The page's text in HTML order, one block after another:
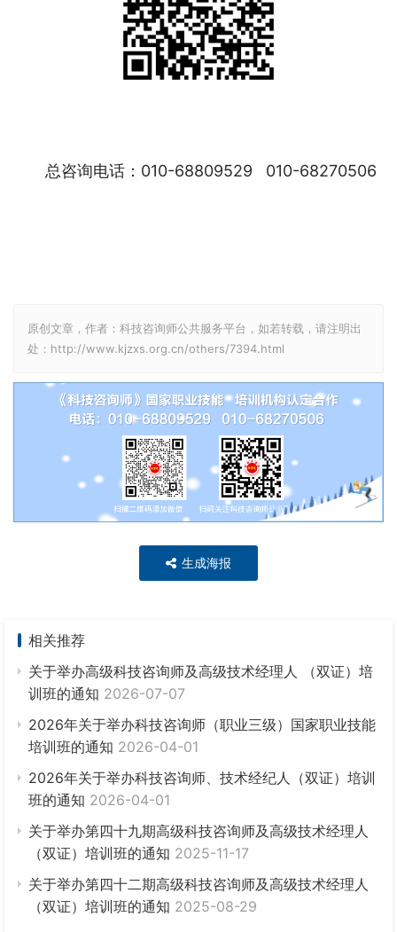
总咨询电话：010-68809529   010-68270506
原创文章，作者：科技咨询师公共服务平台，如若转载，请注明出
处：http://www.kjzxs.org.cn/others/7394.html
生成海报
相关推荐
关于举办高级科技咨询师及高级技术经理人 （双证）培
训班的通知 2026-07-07
2026年关于举办科技咨询师（职业三级）国家职业技能
培训班的通知 2026-04-01
2026年关于举办科技咨询师、技术经纪人（双证）培训
班的通知 2026-04-01
关于举办第四十九期高级科技咨询师及高级技术经理人
（双证）培训班的通知 2025-11-17
关于举办第四十二期高级科技咨询师及高级技术经理人
（双证）培训班的通知 2025-08-29